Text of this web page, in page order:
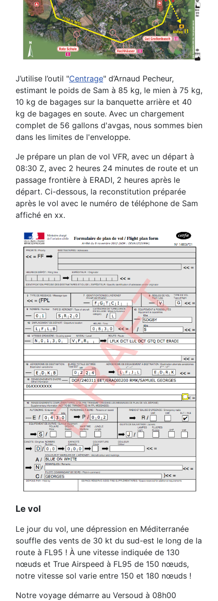
J’utilise l’outil "Centrage" d’Arnaud Pecheur,
estimant le poids de Sam à 85 kg, le mien à 75 kg,
10 kg de bagages sur la banquette arrière et 40
kg de bagages en soute. Avec un chargement
complet de 56 gallons d'avgas, nous sommes bien
dans les limites de l'enveloppe.
Je prépare un plan de vol VFR, avec un départ à
08:30 Z, avec 2 heures 24 minutes de route et un
passage frontière à ERADI, 2 heures après le
départ. Ci-dessous, la reconstitution préparée
après le vol avec le numéro de téléphone de Sam
affiché en xx.
Le vol
Le jour du vol, une dépression en Méditerranée
souffle des vents de 30 kt du sud-est le long de la
route à FL95 ! À une vitesse indiquée de 130
nœuds et True Airspeed à FL95 de 150 nœuds,
notre vitesse sol varie entre 150 et 180 nœuds !
Notre voyage démarre au Versoud à 08h00